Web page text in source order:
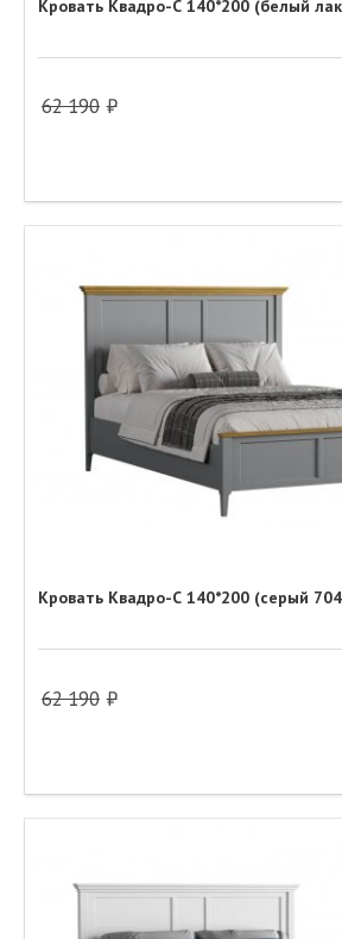
Кровать Квадро-С 140*200 (белый
62 190
Кровать Квадро-С 140*200 (серый
62 190